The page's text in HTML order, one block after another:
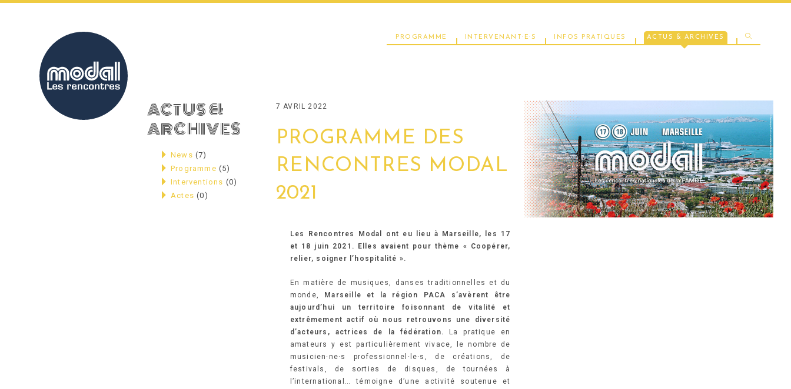
PROGRAMME INTERVENANT·E·S INFOS PRATIQUES ACTUS & ARCHIVES TOGGLE
SEARCH
7 AVRIL 2022
PROGRAMME DES
RENCONTRES MODAL
2021
Les Rencontres Modal ont eu lieu à Marseille, les 17
et 18 juin 2021. Elles avaient pour thème « Coopérer,
relier, soigner l’hospitalité ».
En matière de musiques, danses traditionnelles et du
monde,
Marseille et la région PACA s’avèrent être
aujourd’hui un territoire foisonnant de vitalité et
extrêmement actif où nous retrouvons une diversité
d’acteurs, actrices de la fédération.
La pratique en
amateurs y est particulièrement vivace, le nombre de
musicien·ne·s professionnel·le·s, de créations, de
festivals, de sorties de disques, de tournées à
l’international… témoigne d’une activité soutenue et
ACTUS &
ARCHIVES
News (7)
Programme (5)
Interventions (0)
Actes (0)